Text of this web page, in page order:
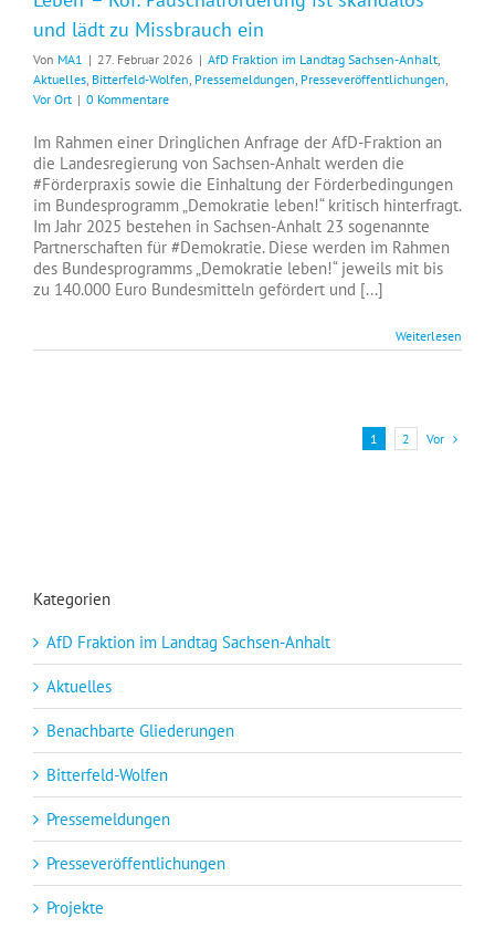
und lädt zu Missbrauch ein
Von MA1 | 27. Februar 2026 | AfD Fraktion im Landtag Sachsen-Anhalt
Aktuelles Bitterfeld-Wolfen Pressemeldungen Presseveröffentlichungen
Vor Ort | 0 Kommentare
Im Rahmen einer Dringlichen Anfrage der AfD-Fraktion an
die Landesregierung von Sachsen-Anhalt werden die
#Förderpraxis sowie die Einhaltung der Förderbedingungen
im Bundesprogramm „Demokratie leben!“ kritisch hinterfragt.
Im Jahr 2025 bestehen in Sachsen-Anhalt 23 sogenannte
Partnerschaften für #Demokratie. Diese werden im Rahmen
des Bundesprogramms „Demokratie leben!“ jeweils mit bis
zu 140.000 Euro Bundesmitteln gefördert und [...]
Weiterlesen
1 2 Vor
Kategorien
AfD Fraktion im Landtag Sachsen-Anhalt
Aktuelles
Benachbarte Gliederungen
Bitterfeld-Wolfen
Pressemeldungen
Presseveröffentlichungen
Projekte